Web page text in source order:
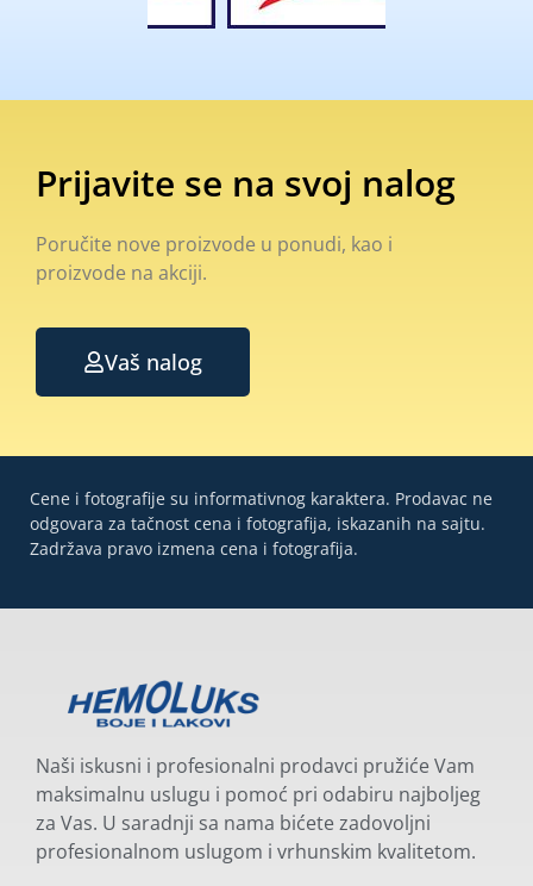
Prijavite se na svoj nalog
Poručite nove proizvode u ponudi, kao i
proizvode na akciji.
Vaš nalog
Cene i fotografije su informativnog karaktera. Prodavac ne
odgovara za tačnost cena i fotografija, iskazanih na sajtu.
Zadržava pravo izmena cena i fotografija.
Naši iskusni i profesionalni prodavci pružiće Vam
maksimalnu uslugu i pomoć pri odabiru najboljeg
za Vas. U saradnji sa nama bićete zadovoljni
profesionalnom uslugom i vrhunskim kvalitetom.